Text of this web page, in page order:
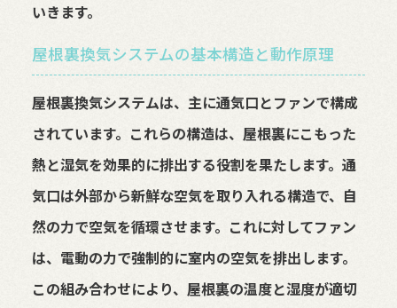
いきます。
屋根裏換気システムの基本構造と動作原理
屋根裏換気システムは、主に通気口とファンで構成
されています。これらの構造は、屋根裏にこもった
熱と湿気を効果的に排出する役割を果たします。通
気口は外部から新鮮な空気を取り入れる構造で、自
然の力で空気を循環させます。これに対してファン
は、電動の力で強制的に室内の空気を排出します。
この組み合わせにより、屋根裏の温度と湿度が適切